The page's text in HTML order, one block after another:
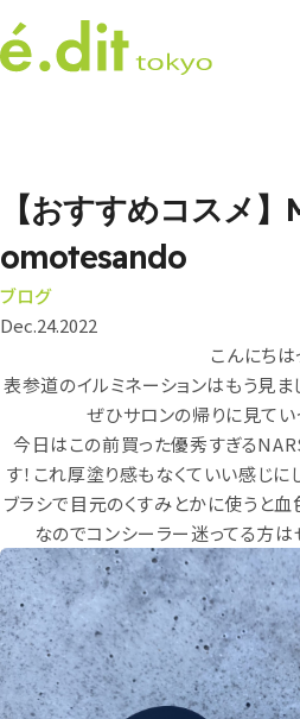
【おすすめコスメ
omotesando
ブログ
Dec.24.2022
こんにちは
表参道のイルミネーションはもう見ま
ぜひサロンの帰りに見て
今日はこの前買った優秀すぎる
す！これ厚塗り感もなくていい感じ
ブラシで目元のくすみとかに使うと血
なのでコンシーラー迷ってる方